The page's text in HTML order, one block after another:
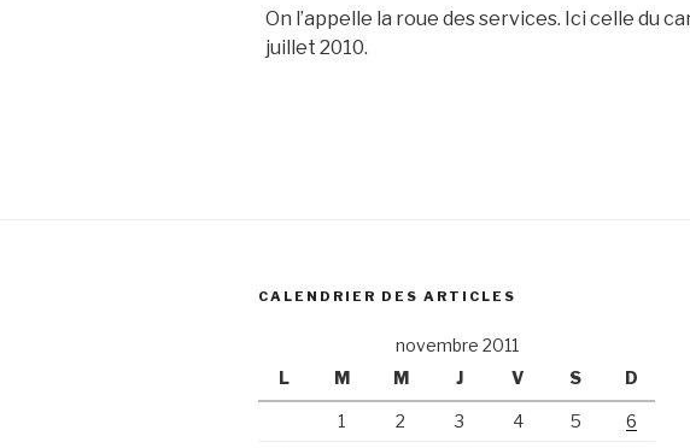
On l’appelle la roue des services. Ici celle du
juillet 2010.
CALENDRIER DES ARTICLES
novembre 2011
L
M M J V S D
1 2 3 4 5
6